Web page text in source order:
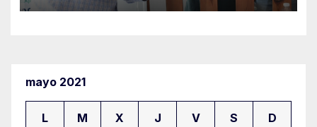
mayo 2021
L M X J V S D